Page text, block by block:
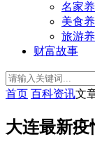
名家
美食
旅游
财富故事
首页 百科资讯文
大连最新疫